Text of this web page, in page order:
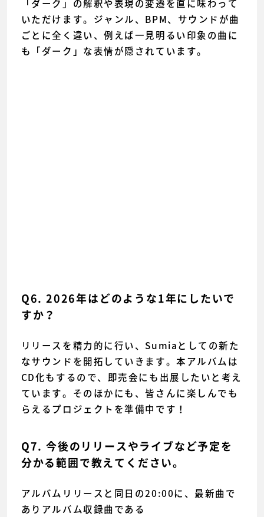
「ダーク」の解釈や表現の変遷を直に味わって
いただけます。ジャンル、BPM、サウンドが曲
ごとに全く違い、例えば一見明るい印象の曲に
も「ダーク」な表情が隠されています。
Q6. 2026年はどのような1年にしたいで
すか？
リリースを精力的に行い、Sumiaとしての新た
なサウンドを開拓していきます。本アルバムは
CD化もするので、即売会にも出展したいと考え
ています。そのほかにも、皆さんに楽しんでも
らえるプロジェクトを準備中です！
Q7. 今後のリリースやライブなど予定を
分かる範囲で教えてください。
アルバムリリースと同日の20:00に、最新曲で
ありアルバム収録曲である